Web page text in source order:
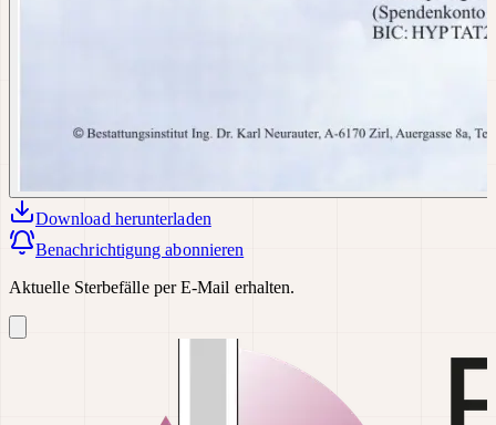
Download herunterladen
Benachrichtigung abonnieren
Aktuelle Sterbefälle per E-Mail erhalten.